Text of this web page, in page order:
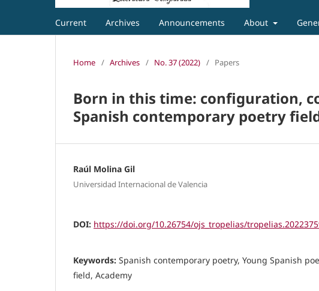
Current Archives Announcements About
Home / Archives / No. 37 (2022) / Papers
Born in this time: configuration,
Spanish contemporary poetry
Raúl Molina Gil
Universidad Internacional de Valencia
DOI: https://doi.org/10.26754/ojs_tropelias/
Keywords: Spanish contemporary poetry, Young Spanish
field, Academy